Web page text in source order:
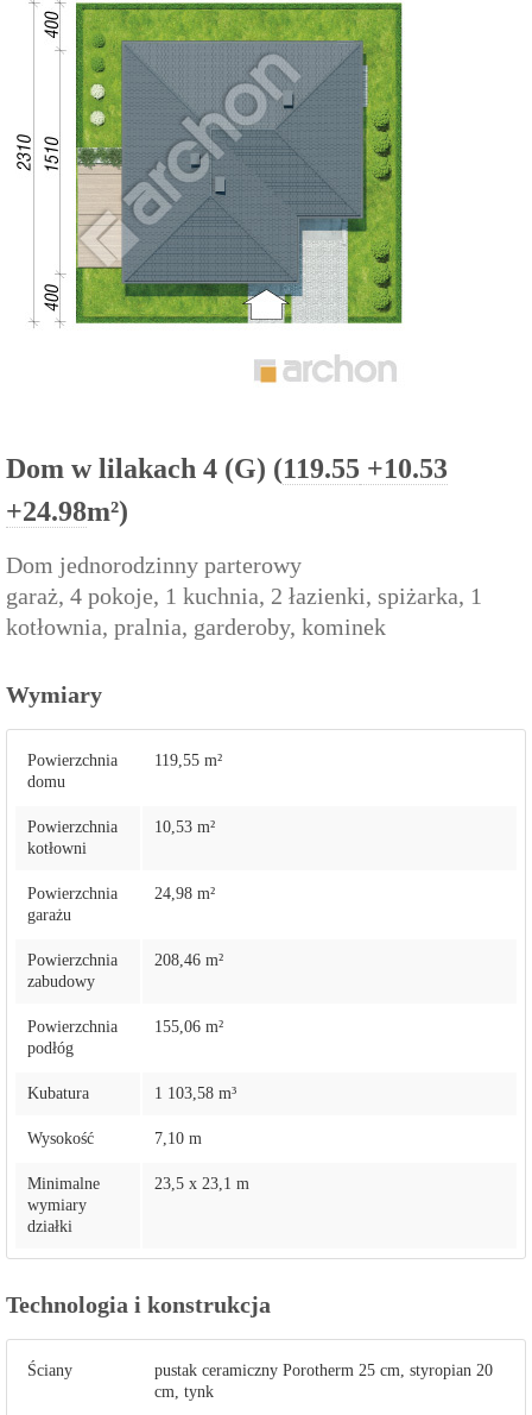
Dom w lilakach 4 (G) (119.55 +10.53
+24.98m²)
Dom jednorodzinny parterowy
garaż, 4 pokoje, 1 kuchnia, 2 łazienki, spiżarka, 1
kotłownia, pralnia, garderoby, kominek
Wymiary
Powierzchnia
domu
119,55 m²
Powierzchnia
kotłowni
10,53 m²
Powierzchnia
garażu
24,98 m²
Powierzchnia
zabudowy
208,46 m²
Powierzchnia
podłóg
155,06 m²
Kubatura 1 103,58 m³
Wysokość 7,10 m
Minimalne
wymiary
działki
23,5 x 23,1 m
Technologia i konstrukcja
Ściany
pustak ceramiczny Porotherm 25 cm, styropian 20
cm, tynk